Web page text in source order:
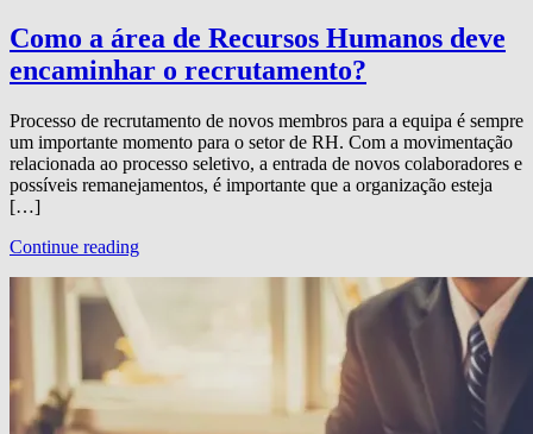
Como a área de Recursos Humanos deve
encaminhar o recrutamento?
Processo de recrutamento de novos membros para a equipa é sempre
um importante momento para o setor de RH. Com a movimentação
relacionada ao processo seletivo, a entrada de novos colaboradores e
possíveis remanejamentos, é importante que a organização esteja
[…]
Continue reading